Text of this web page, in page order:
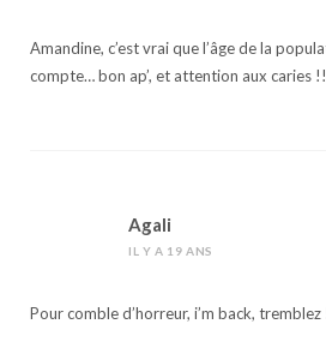
Amandine, c’est vrai que l’âge de la
compte… bon ap’, et attention aux caries
Agali
IL Y A 19 ANS
Pour comble d’horreur, i’m back, tremblez